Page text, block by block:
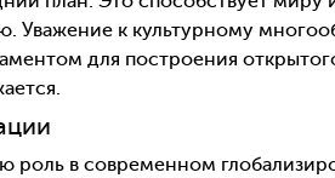
Уважение к культурному
для построения
роль в современном